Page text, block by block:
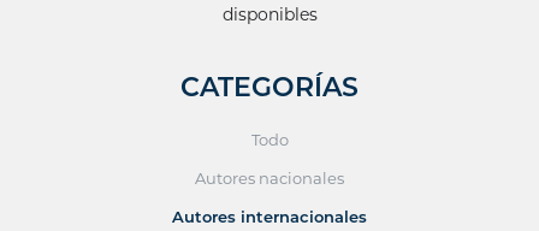
disponibles
CATEGORÍAS
Todo
Autores nacionales
Autores internacionales